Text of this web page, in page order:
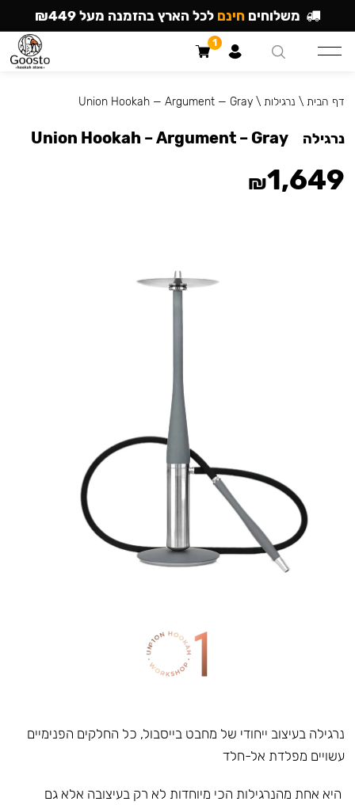
נרגילה בעיצוב ייחודי של מחבט בייסבול, כל החלקים הפנימיים
עשויים מפלדת אל-חלד
היא אחת מהנרגילות הכי מיוחדות לא רק בעיצובה אלא גם
דף הבית \ נרגילות \
Union Hookah — Argument — Gray
נרגילה Union Hookah – Argument – Gray
₪1,649
משלוחים חינם לכל הארץ בהזמנה מעל ₪449
1